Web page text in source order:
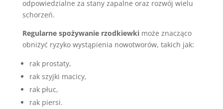
odpowiedzialne za stany zapalne oraz rozwój wielu
schorzeń.
Regularne spożywanie rzodkiewkimoże znacząco
obniżyć ryzyko wystąpienia nowotworów, takich jak:
rak prostaty,
rak szyjki macicy,
rak płuc,
rak piersi.